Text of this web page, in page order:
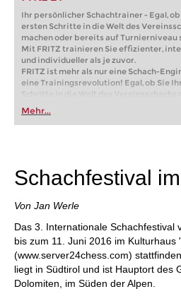
Ihr persönlicher Schachtrainer - Egal,
ersten Schritte in die Welt des
machen oder bereits auf Turnierniveau
Mit FRITZ trainieren Sie effizienter,
und individueller als je zuvor.
FRITZ ist mehr als nur eine Schach-
eine Trainingsrevolution! Egal, ob Sie
Schritte in die Welt des Vereinsschachs
oder bereits auf Turnierniveau spielen:
FRITZ trainieren Sie effizienter,
individueller als je zuvor.
Mehr...
Schachfestival
Von Jan Werle
Das 3. Internationale Schachfestival
bis zum 11. Juni 2016 im Kulturhaus
(www.server24chess.com)
liegt in Südtirol und ist Hauptort des
Dolomiten, im Süden der Alpen.